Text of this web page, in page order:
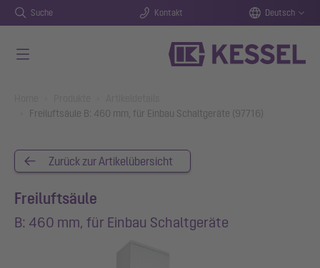
Suche Kontakt Deutsch
Freiluftsäule B: 460 mm, für Einbau Schaltgeräte (97716)
Zurück zur Artikelübersicht
Freiluftsäule
B: 460 mm, für Einbau Schaltgeräte